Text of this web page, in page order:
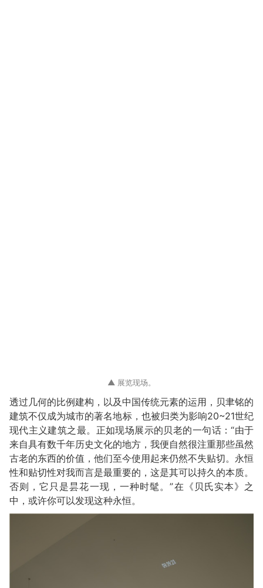
▲ 展览现场。
透过几何的比例建构，以及中国传统元素的运用，贝聿铭的
建筑不仅成为城市的著名地标，也被归类为影响20~21世纪
现代主义建筑之最。正如现场展示的贝老的一句话：“由于
来自具有数千年历史文化的地方，我便自然很注重那些虽然
古老的东西的价值，他们至今使用起来仍然不失贴切。永恒
性和贴切性对我而言是最重要的，这是其可以持久的本质。
否则，它只是昙花一现，一种时髦。”在《贝氏实本》之
中，或许你可以发现这种永恒。